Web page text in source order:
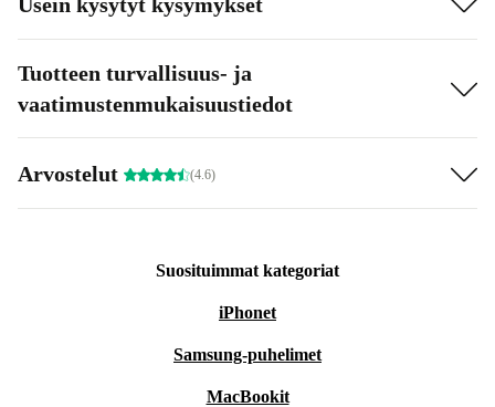
Tuotteen turvallisuus- ja
vaatimustenmukaisuustiedot
Arvostelut (4.6)
Suosituimmat kategoriat
iPhonet
Samsung-puhelimet
MacBookit